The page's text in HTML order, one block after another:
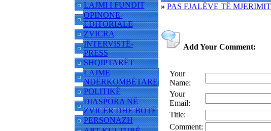
LAJMI I FUNDIT
OPINONE-
EDITORIALE
ZVICRA
INTERVISTË-
PRESS
SHQIPTARËT
LAJME
NDËRKOMBËTARE
POLITIKË
DIASPORA NË
ZVICËR DHE BOTË
PERSONAZH
» PAS FJALËVE TË
Add Your Comment:
Your
Name:
Your
Email:
Title:
Comment: